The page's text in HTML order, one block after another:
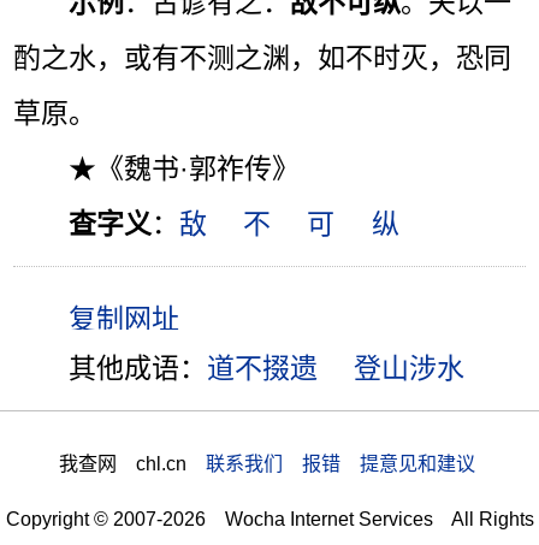
酌之水，或有不测之渊，如不时灭，恐同
草原。
★《魏书·郭祚传》
查字义 ： 敌 不 可 纵
其他成语： 道不掇遗 登山涉水
我查网 chl.cn 联系我们 报错 提意见和建议
Copyright © 2007-2026 Wocha Internet Services All Rights